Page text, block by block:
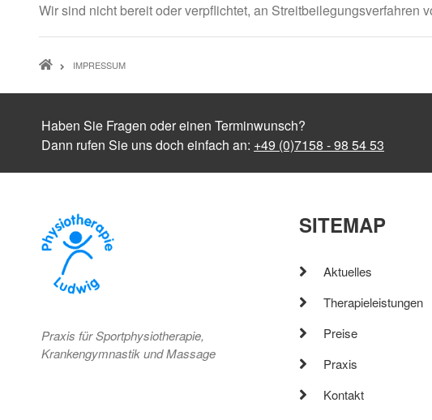
Wir sind nicht bereit oder verpflichtet, an Streitbeilegungsverfahren
PFADNAVIGATION
IMPRESSUM
Haben Sie Fragen oder einen Terminwunsch?
Dann rufen Sie uns doch einfach an: +49 (0)7158 - 98 54 53
Praxis für Sportphysiotherapie,
Krankengymnastik und Massage
SITEMAP
Aktuelles
Therapieleistungen
Preise
Praxis
Kontakt